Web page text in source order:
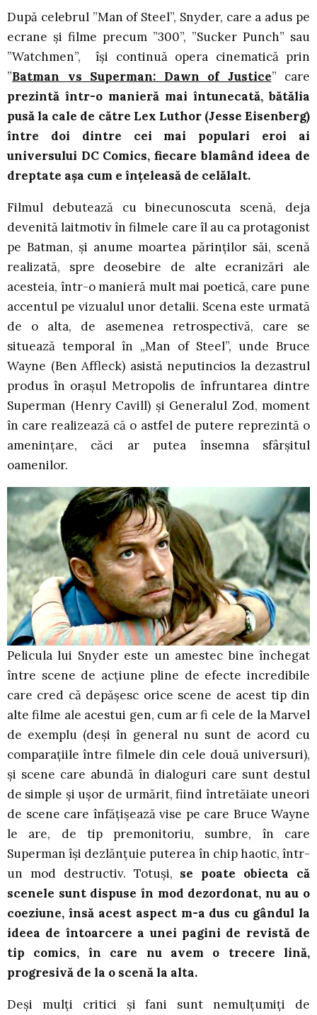
După celebrul ”Man of Steel”, Snyder, care a adus pe
ecrane și filme precum ”300”, ”Sucker Punch” sau
”Watchmen”, își continuă opera cinematică prin
”Batman vs Superman: Dawn of Justice” care
prezintă într-o manieră mai întunecată, bătălia
pusă la cale de către Lex Luthor (Jesse Eisenberg)
între doi dintre cei mai populari eroi ai
universului DC Comics, fiecare blamând ideea de
dreptate așa cum e înțeleasă de celălalt.
Filmul debutează cu binecunoscuta scenă, deja
devenită laitmotiv în filmele care îl au ca protagonist
pe Batman, și anume moartea părinților săi, scenă
realizată, spre deosebire de alte ecranizări ale
acesteia, într-o manieră mult mai poetică, care pune
accentul pe vizualul unor detalii. Scena este urmată
de o alta, de asemenea retrospectivă, care se
situează temporal în „Man of Steel”, unde Bruce
Wayne (Ben Affleck) asistă neputincios la dezastrul
produs în orașul Metropolis de înfruntarea dintre
Superman (Henry Cavill) și Generalul Zod, moment
în care realizează că o astfel de putere reprezintă o
amenințare, căci ar putea însemna sfârșitul
oamenilor.
Pelicula lui Snyder este un amestec bine închegat
între scene de acțiune pline de efecte incredibile
care cred că depășesc orice scene de acest tip din
alte filme ale acestui gen, cum ar fi cele de la Marvel
de exemplu (deși în general nu sunt de acord cu
comparațiile între filmele din cele două universuri),
și scene care abundă în dialoguri care sunt destul
de simple și ușor de urmărit, fiind întretăiate uneori
de scene care înfățișează vise pe care Bruce Wayne
le are, de tip premonitoriu, sumbre, în care
Superman își dezlănțuie puterea în chip haotic, într-
un mod destructiv. Totuși, se poate obiecta că
scenele sunt dispuse în mod dezordonat, nu au o
coeziune, însă acest aspect m-a dus cu gândul la
ideea de întoarcere a unei pagini de revistă de
tip comics, în care nu avem o trecere lină,
progresivă de la o scenă la alta.
Deși mulți critici și fani sunt nemulțumiți de